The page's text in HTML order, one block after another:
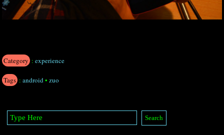
Category :experience
Tags :android•zuo